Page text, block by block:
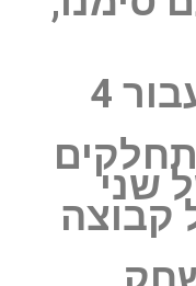
שני
קבוצה